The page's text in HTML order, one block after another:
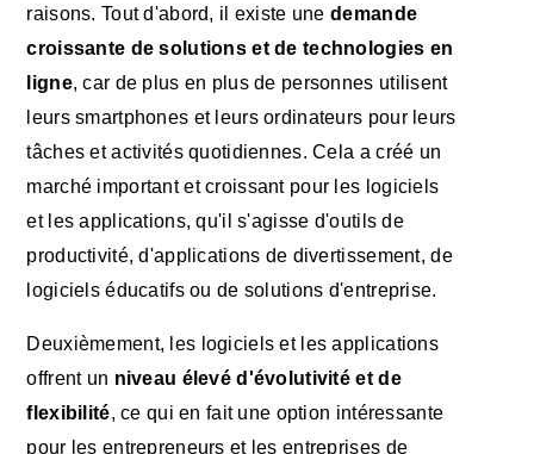
raisons. Tout d'abord, il existe unedemande
croissante de solutions et de technologies en
ligne, car de plus en plus de personnes utilisent
leurs smartphones et leurs ordinateurs pour leurs
tâches et activités quotidiennes. Cela a créé un
marché important et croissant pour les logiciels
et les applications, qu'il s'agisse d'outils de
productivité, d'applications de divertissement, de
logiciels éducatifs ou de solutions d'entreprise.
Deuxièmement, les logiciels et les applications
offrent un niveau élevé d'évolutivité et de
flexibilité, ce qui en fait une option intéressante
pour les entrepreneurs et les entreprises de